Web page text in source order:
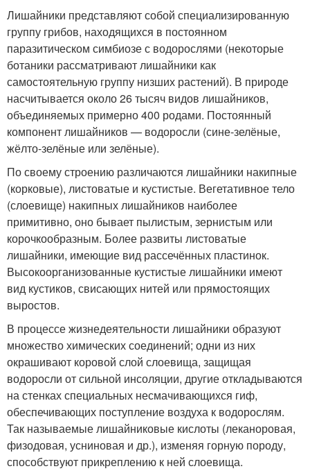
Лишайники представляют собой специализированную
группу грибов, находящихся в постоянном
паразитическом симбиозе с водорослями (некоторые
ботаники рассматривают лишайники как
самостоятельную группу низших растений). В природе
насчитывается около 26 тысяч видов лишайников,
объединяемых примерно 400 родами. Постоянный
компонент лишайников — водоросли (сине-зелёные,
жёлто-зелёные или зелёные).
По своему строению различаются лишайники накипные
(корковые), листоватые и кустистые. Вегетативное тело
(слоевище) накипных лишайников наиболее
примитивно, оно бывает пылистым, зернистым или
корочкообразным. Более развиты листоватые
лишайники, имеющие вид рассечённых пластинок.
Высокоорганизованные кустистые лишайники имеют
вид кустиков, свисающих нитей или прямостоящих
выростов.
В процессе жизнедеятельности лишайники образуют
множество химических соединений; одни из них
окрашивают коровой слой слоевища, защищая
водоросли от сильной инсоляции, другие откладываются
на стенках специальных несмачивающихся гиф,
обеспечивающих поступление воздуха к водорослям.
Так называемые лишайниковые кислоты (леканоровая,
физодовая, усниновая и др.), изменяя горную породу,
способствуют прикреплению к ней слоевища.